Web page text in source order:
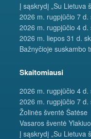
Į sąskrydį „Su Lietuva
2026 m. rugpjūčio 7 d.
2026 m. rugpjūčio 4 d.
2026 m. liepos 31 d.
Bažnyčioje suskambo
Skaitomiausi
2026 m. rugpjūčio 4 d.
2026 m. rugpjūčio 7 d.
Žolinės šventė Šatėse
Vasaros šventė
Į sąskrydį „Su Lietuva